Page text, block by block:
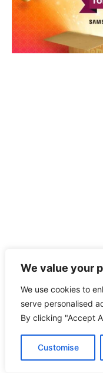
We value your
We use cookies to
serve personalised
By clicking "Accept
Customise